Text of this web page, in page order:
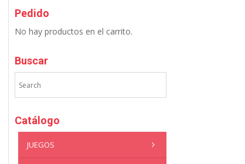
Pedido
No hay productos en el carrito.
Buscar
Catálogo
JUEGOS